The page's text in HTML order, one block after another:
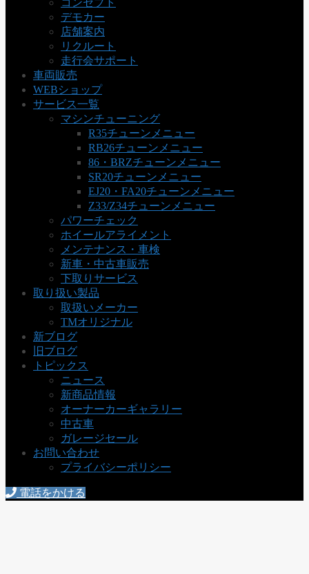
デモカー
店舗案内
リクルート
走行会サポート
車両販売
WEBショップ
サービス一覧
マシンチューニング
R35チューンメニュー
RB26チューンメニュー
86・BRZチューンメニュー
SR20チューンメニュー
EJ20・FA20チューンメニュー
Z33/Z34チューンメニュー
パワーチェック
ホイールアライメント
メンテナンス・車検
新車・中古車販売
下取りサービス
取り扱い製品
取扱いメーカー
TMオリジナル
新ブログ
旧ブログ
トピックス
ニュース
新商品情報
オーナーカーギャラリー
中古車
ガレージセール
お問い合わせ
プライバシーポリシー
電話をかける